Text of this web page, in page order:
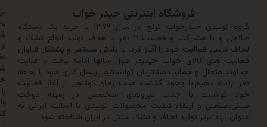
فروشگاه اینترنتی حیدر خواب
گروه تولیدی حیدرخواب ترنج در سال ۱۳۷۹ با خرید یک دستگاه
حلاجی و با مشارکت و فعالیت ۲ نفر با هدف تولید انواع تشک و
فعالیت خود را آغاز کرد، با تلاش مستمر و پشتکار فراوان
های کالای خواب حیدردر طول سالها ادامه یافت با عنایت
خداوند متعال و حمایت مشتریان توانستیم پرسنل کاری خود را به ۵۰
دهیم.با وجود گذشت مدت زمان کوتاهی از آغاز فعالیت
با جذب نیروهای متخصص در زمینه دوخت
و ارتقاء کیفیت محصولات تولیدی با اصالت ایرانی به
برتر تولید لحاف و تشک سنتی در ایران شناخته شود.
باخبر
شدن
از
تخفیف‌ها
شماره
خود
وارد
کنید: